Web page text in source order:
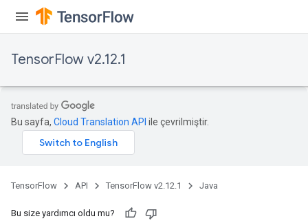
TensorFlow v2.12.1
Bu sayfa, Cloud Translation API ile çevrilmiştir.
TensorFlow API TensorFlow v2.12.1 Java
Bu size yardımcı oldu mu?